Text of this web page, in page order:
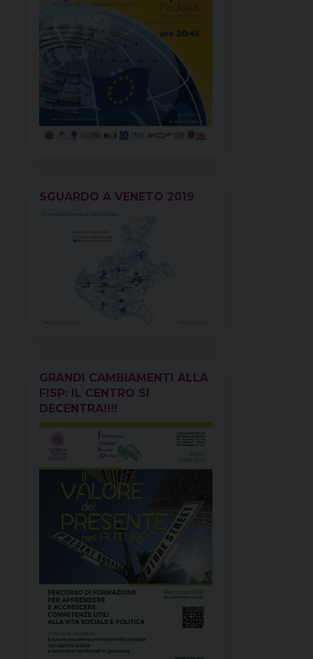
SGUARDO A VENETO 2019
GRANDI CAMBIAMENTI ALLA
FISP: IL CENTRO SI
DECENTRA!!!!